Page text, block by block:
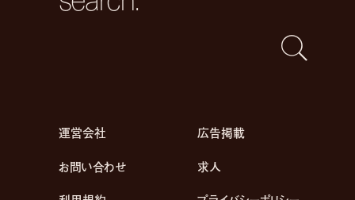
運営会社
広告掲載
お問い合わせ
求人